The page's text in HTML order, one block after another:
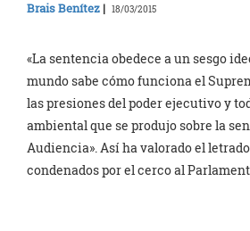
Brais Benítez | 18/03/2015
«La sentencia obedece a un sesgo
mundo sabe cómo funciona el
las presiones del poder ejecutivo y
ambiental que se produjo sobre la
Audiencia». Así ha valorado el
condenados por el cerco al